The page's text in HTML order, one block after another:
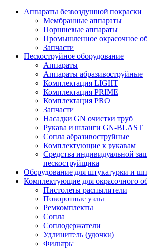
Аппараты безвоздушной покраски
Мембранные аппараты
Поршневые аппараты
Промышленное окрасочное
Запчасти
Пескоструйное оборудование
Аппараты
Аппараты абразивоструйные
Комплектация LIGHT
Комплектация PRIME
Комплектация PRO
Запчасти
Насадки GN очистки труб
Рукава и шланги GN-BLAST
Сопла абразивоструйные
Комплектующие к рукавам
Средства индивидуальной
пескоструйщика
Оборудование для штукатурки и
Комплектующие для окрасочного
Пистолеты распылители
Поворотные узлы
Ремкомплекты
Сопла
Соплодержатели
Удлинитель (удочки)
Фильтры